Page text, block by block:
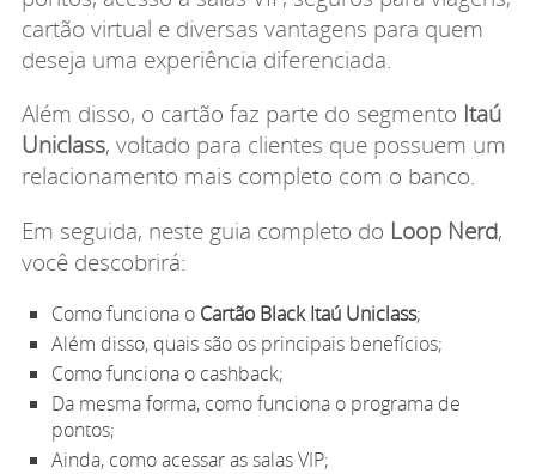
cartão virtual e diversas vantagens para quem
deseja uma experiência diferenciada.
Além disso, o cartão faz parte do segmento Itaú
Uniclass, voltado para clientes que possuem um
relacionamento mais completo com o banco.
Em seguida, neste guia completo do Loop Nerd,
você descobrirá:
Como funciona o Cartão Black Itaú Uniclass;
Além disso, quais são os principais benefícios;
Como funciona o cashback;
Da mesma forma, como funciona o programa de
pontos;
Ainda, como acessar as salas VIP;